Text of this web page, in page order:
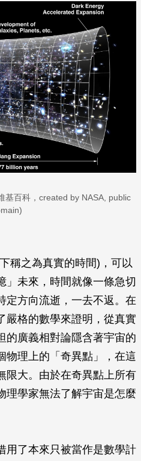
基百科，created by NASA, public
稱之為真實的時間)，可以
」未來，時間就像一條急切
定方向流逝，一去不返。在
嚴格的數學來證明，從真實
的廣義相對論隱含著宇宙的
理上的「奇異點」，在這
限大。由於在奇異點上所有
理學家無法了解宇宙是怎麼
用了本來只被當作是數學計